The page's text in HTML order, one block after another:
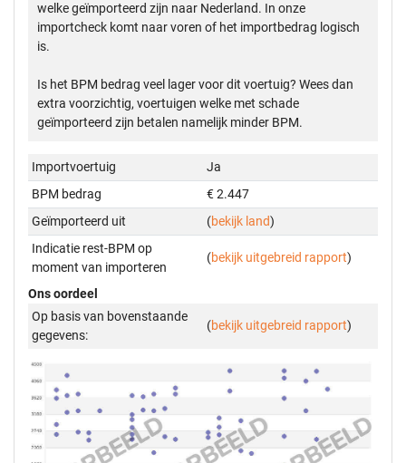
welke geïmporteerd zijn naar Nederland. In onze
importcheck komt naar voren of het importbedrag logisch
is.
Is het BPM bedrag veel lager voor dit voertuig? Wees dan
extra voorzichtig, voertuigen welke met schade
geïmporteerd zijn betalen namelijk minder BPM.
Importvoertuig
Ja
BPM bedrag
€ 2.447
Geïmporteerd uit
(bekijk land)
Indicatie rest-BPM op
moment van importeren
(bekijk uitgebreid rapport)
Ons oordeel
Op basis van bovenstaande
gegevens:
(bekijk uitgebreid rapport)